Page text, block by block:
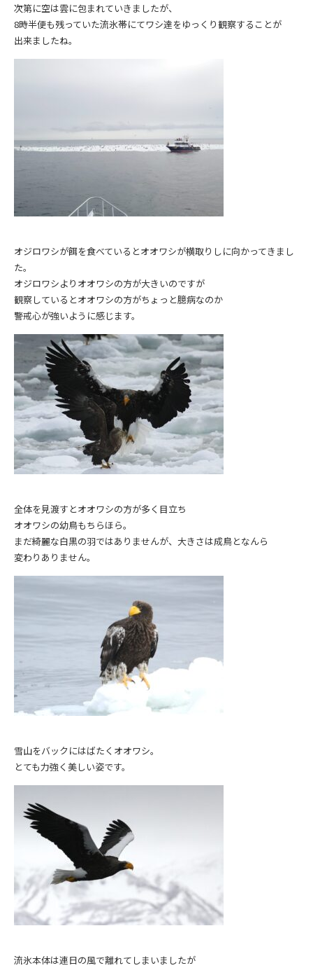
次第に空は雲に包まれていきましたが、
8時半便も残っていた流氷帯にてワシ達をゆっくり観察することが
出来ましたね。
オジロワシが餌を食べているとオオワシが横取りしに向かってきまし
た。
オジロワシよりオオワシの方が大きいのですが
観察しているとオオワシの方がちょっと臆病なのか
警戒心が強いように感じます。
全体を見渡すとオオワシの方が多く目立ち
オオワシの幼鳥もちらほら。
まだ綺麗な白黒の羽ではありませんが、大きさは成鳥となんら
変わりありません。
雪山をバックにはばたくオオワシ。
とても力強く美しい姿です。
流氷本体は連日の風で離れてしまいましたが